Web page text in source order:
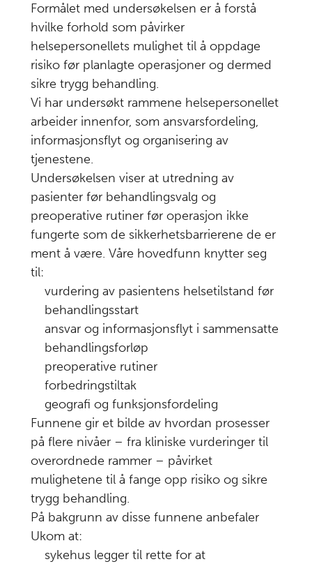
Læringsmateriale
Framgangsmåte
Ukoms
oppdrag
Summary
report in
English
Referanser
kapittel
PDF av
rapporten
Formålet med undersøkelsen er å forstå
hvilke forhold som påvirker
helsepersonellets mulighet til å oppdage
risiko før planlagte operasjoner og dermed
sikre trygg behandling.
Vi har undersøkt rammene helsepersonellet
arbeider innenfor, som ansvarsfordeling,
informasjonsflyt og organisering av
tjenestene.
Undersøkelsen viser at utredning av
pasienter før behandlingsvalg og
preoperative rutiner før operasjon ikke
fungerte som de sikkerhetsbarrierene de er
ment å være. Våre hovedfunn knytter seg
til:
vurdering av pasientens helsetilstand før
behandlingsstart
ansvar og informasjonsflyt i sammensatte
behandlingsforløp
preoperative rutiner
forbedringstiltak
geografi og funksjonsfordeling
Funnene gir et bilde av hvordan prosesser
på flere nivåer – fra kliniske vurderinger til
overordnede rammer – påvirket
mulighetene til å fange opp risiko og sikre
trygg behandling.
På bakgrunn av disse funnene anbefaler
Ukom at:
sykehus legger til rette for at